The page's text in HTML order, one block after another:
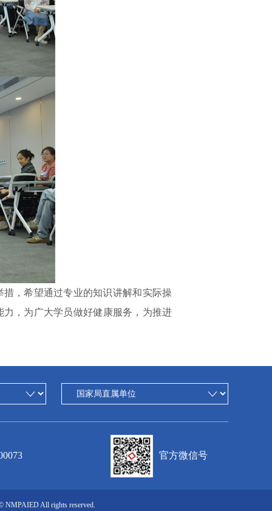
措 ，希望通过专业的知识讲解和实际操
力 ， 为 广大学员做好健康服务， 为推进
官方微信号
NMPAIED All rights reserved.